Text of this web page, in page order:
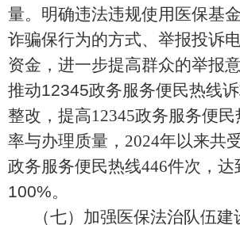
量。明确违法违规使用医保基
诈骗保行为的方式、举报投诉
资金，进一步提高群众的举报
推动12345政务服务便民热线
整改，提高12345政务服务便
率与办理质量， 2024年以来共
政务服务便民热线446件次，达
100%。
（七）加强医保法治队伍建